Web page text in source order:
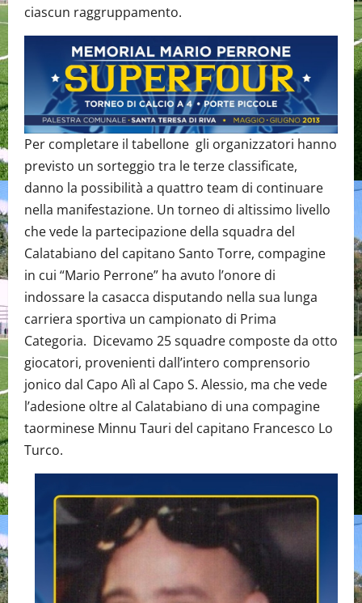
ciascun raggruppamento.
Per completare il tabellone gli organizzatori hanno
previsto un sorteggio tra le terze classificate,
danno la possibilità a quattro team di continuare
nella manifestazione. Un torneo di altissimo livello
che vede la partecipazione della squadra del
Calatabiano del capitano Santo Torre, compagine
in cui “Mario Perrone” ha avuto l’onore di
indossare la casacca disputando nella sua lunga
carriera sportiva un campionato di Prima
Categoria. Dicevamo 25 squadre composte da otto
giocatori, provenienti dall’intero comprensorio
jonico dal Capo Alì al Capo S. Alessio, ma che vede
l’adesione oltre al Calatabiano di una compagine
taorminese Minnu Tauri del capitano Francesco Lo
Turco.